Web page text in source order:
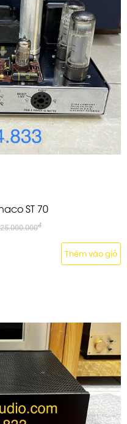
ST 70
25.000.000đ
Thêm vào giỏ